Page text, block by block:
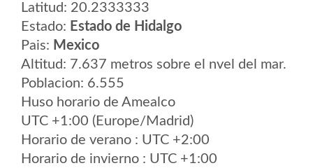
Latitud: 20.2333333
Estado: Estado de Hidalgo
Pais: Mexico
Altitud: 7.637 metros sobre el nvel del mar.
Poblacion: 6.555
Huso horario de Amealco
UTC +1:00 (Europe/Madrid)
Horario de verano : UTC +2:00
Horario de invierno : UTC +1:00